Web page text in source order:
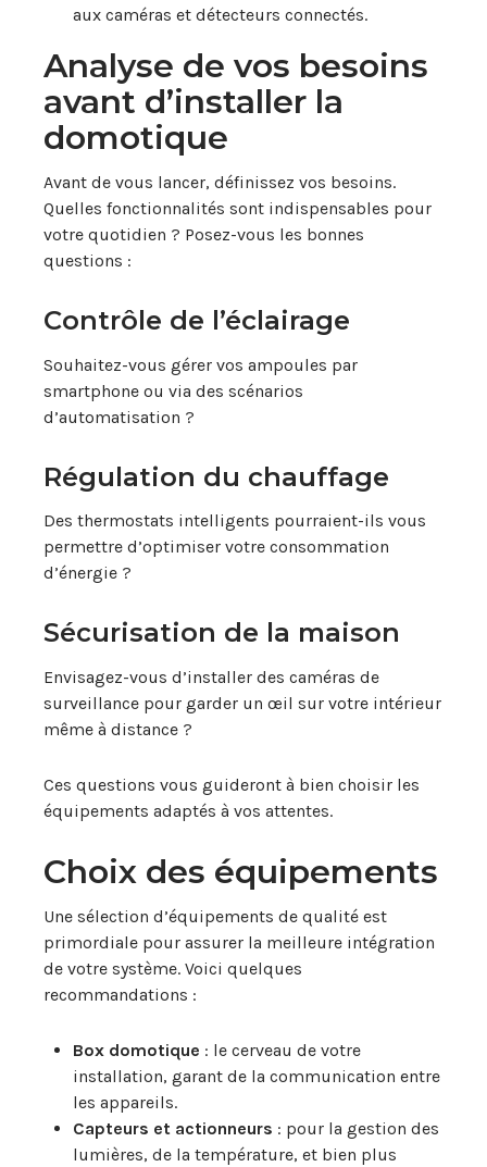
aux caméras et détecteurs connectés.
Analyse de vos besoins
avant d’installer la
domotique
Avant de vous lancer, définissez vos besoins.
Quelles fonctionnalités sont indispensables pour
votre quotidien ? Posez-vous les bonnes
questions :
Contrôle de l’éclairage
Souhaitez-vous gérer vos ampoules par
smartphone ou via des scénarios
d’automatisation ?
Régulation du chauffage
Des thermostats intelligents pourraient-ils vous
permettre d’optimiser votre consommation
d’énergie ?
Sécurisation de la maison
Envisagez-vous d’installer des caméras de
surveillance pour garder un œil sur votre intérieur
même à distance ?
Ces questions vous guideront à bien choisir les
équipements adaptés à vos attentes.
Choix des équipements
Une sélection d’équipements de qualité est
primordiale pour assurer la meilleure intégration
de votre système. Voici quelques
recommandations :
Box domotique : le cerveau de votre
installation, garant de la communication entre
les appareils.
Capteurs et actionneurs : pour la gestion des
lumières, de la température, et bien plus